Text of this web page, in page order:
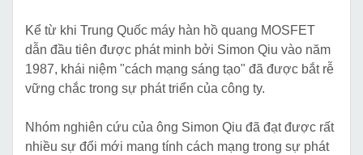
Kể từ khi Trung Quốc máy hàn hồ quang MOSFET
dẫn đầu tiên được phát minh bởi Simon Qiu vào năm
1987, khái niệm "cách mạng sáng tạo" đã được bắt rễ
vững chắc trong sự phát triển của công ty.
Nhóm nghiên cứu của ông Simon Qiu đã đạt được rất
nhiều sự đổi mới mang tính cách mạng trong sự phát